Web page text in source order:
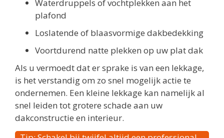
Waterdruppels of vochtplekken aan het
plafond
Loslatende of blaasvormige dakbedekking
Voortdurend natte plekken op uw plat dak
Als u vermoedt dat er sprake is van een lekkage,
is het verstandig om zo snel mogelijk actie te
ondernemen. Een kleine lekkage kan namelijk al
snel leiden tot grotere schade aan uw
dakconstructie en interieur.